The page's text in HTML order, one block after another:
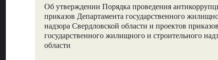
Об утверждении Порядка проведения
приказов Департамента государственного
надзора Свердловской области и проектов
государственного жилищного и строительного
области